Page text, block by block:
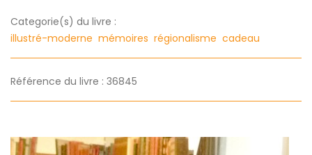
Categorie(s) du livre :
illustré-moderne mémoires régionalisme cadeau
Référence du livre : 36845